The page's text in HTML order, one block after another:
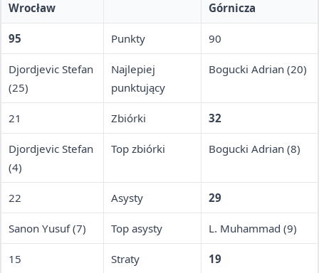
Wrocław
Górnicza
95 Punkty 90
Djordjevic Stefan
(25)
Najlepiej
punktujący
Bogucki Adrian (20)
21 Zbiórki 32
Djordjevic Stefan
(4)
Top zbiórki Bogucki Adrian (8)
22 Asysty 29
Sanon Yusuf (7) Top asysty L. Muhammad (9)
15 Straty 19